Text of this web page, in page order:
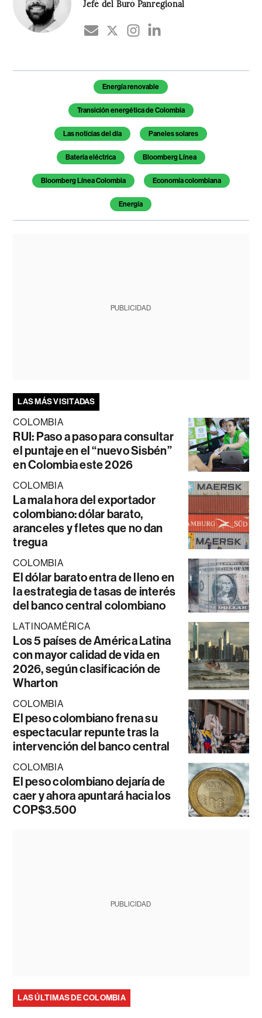
Jefé del Buró Panregional
Temas de este artículoEnergía renovable
Transición energética de Colombia
Las noticias del día Paneles solares
Batería eléctrica Bloomberg Línea
Bloomberg Línea Colombia Economía colombiana
Energía
PUBLICIDAD
LAS MÁS VISITADAS
COLOMBIA
RUI: Paso a paso para consultar
el puntaje en el “nuevo Sisbén”
en Colombia este 2026
COLOMBIA
La mala hora del exportador
colombiano: dólar barato,
aranceles y fletes que no dan
tregua
COLOMBIA
El dólar barato entra de lleno en
la estrategia de tasas de interés
del banco central colombiano
LATINOAMÉRICA
Los 5 países de América Latina
con mayor calidad de vida en
2026, según clasificación de
Wharton
COLOMBIA
El peso colombiano frena su
espectacular repunte tras la
intervención del banco central
COLOMBIA
El peso colombiano dejaría de
caer y ahora apuntará hacia los
COP$3.500
PUBLICIDAD
LAS ÚLTIMAS DE COLOMBIA